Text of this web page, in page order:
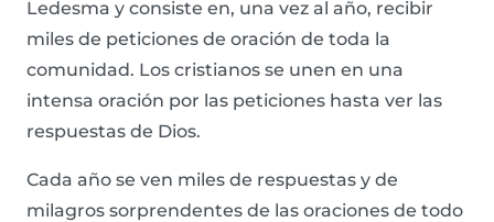
Ledesma y consiste en, una vez al año, recibir
miles de peticiones de oración de toda la
comunidad. Los cristianos se unen en una
intensa oración por las peticiones hasta ver las
respuestas de Dios.
Cada año se ven miles de respuestas y de
milagros sorprendentes de las oraciones de todo